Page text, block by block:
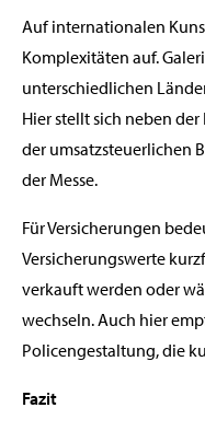
Auf internationalen
Komplexitäten auf.
unterschiedlichen
Hier stellt sich neben
der umsatzsteuerlichen
der Messe.
Für Versicherungen
Versicherungswerte
verkauft werden oder
wechseln. Auch hier
Policengestaltung, die
Fazit